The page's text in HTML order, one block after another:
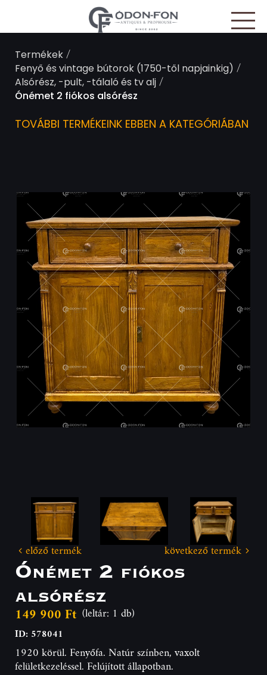
Termékek/
Fenyő és vintage bútorok (1750-től napjainkig) /
Alsórész, -pult, -tálaló és tv alj/
Ónémet 2 fiókos alsórész
TOVÁBBI TERMÉKEINK EBBEN A KATEGÓRIÁBAN
előző termék következő termék
Ónémet 2 fiókos
alsórész
149 900 Ft (leltár: 1 db)
ID: 578041
1920 körül. Fenyőfa. Natúr színben, vaxolt
felületkezeléssel. Felújított állapotban.